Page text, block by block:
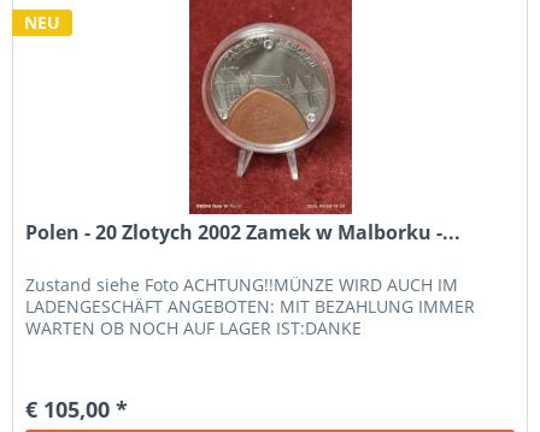
NEU
Polen - 20 Zlotych 2002 Zamek w Malborku -...
Zustand siehe Foto ACHTUNG!!MÜNZE WIRD AUCH IM
LADENGESCHÄFT ANGEBOTEN: MIT BEZAHLUNG IMMER
WARTEN OB NOCH AUF LAGER IST:DANKE
€ 105,00 *